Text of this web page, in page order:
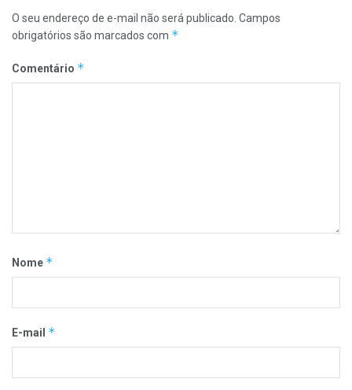
O seu endereço de e-mail não será publicado. Campos
obrigatórios são marcados com *
Comentário *
Nome *
E-mail *